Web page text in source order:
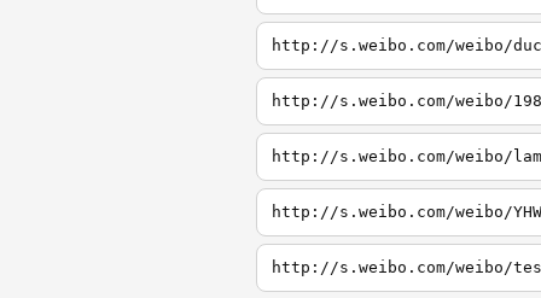
http://s.weibo.com/weibo/
http://s.weibo.com/weibo/
http://s.weibo.com/weibo/
http://s.weibo.com/weibo/
http://s.weibo.com/weibo/